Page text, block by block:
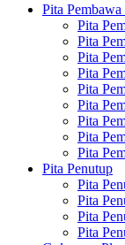
Pita
Pita
Pita
Pita
Pita
Pita
Pita
Pita
Pita
Pita
Pita Penutup
Pita
Pita
Pita
Pita